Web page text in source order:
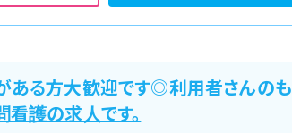
ある方大歓迎です◎利用者さんのも
護の求人です。